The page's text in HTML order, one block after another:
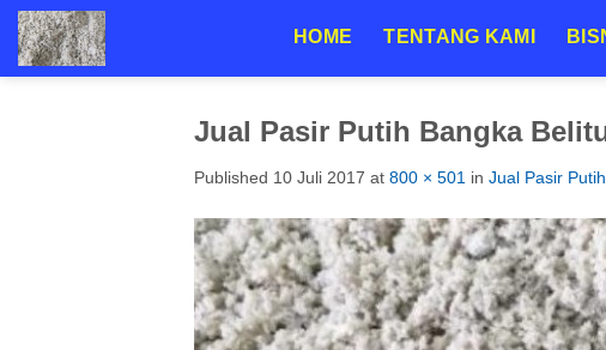
Skip
content
HOME TENTANG KAMI
Jual Pasir Putih Bangka
Published 10 Juli 2017 at 800 × 501 in Jual Pasir